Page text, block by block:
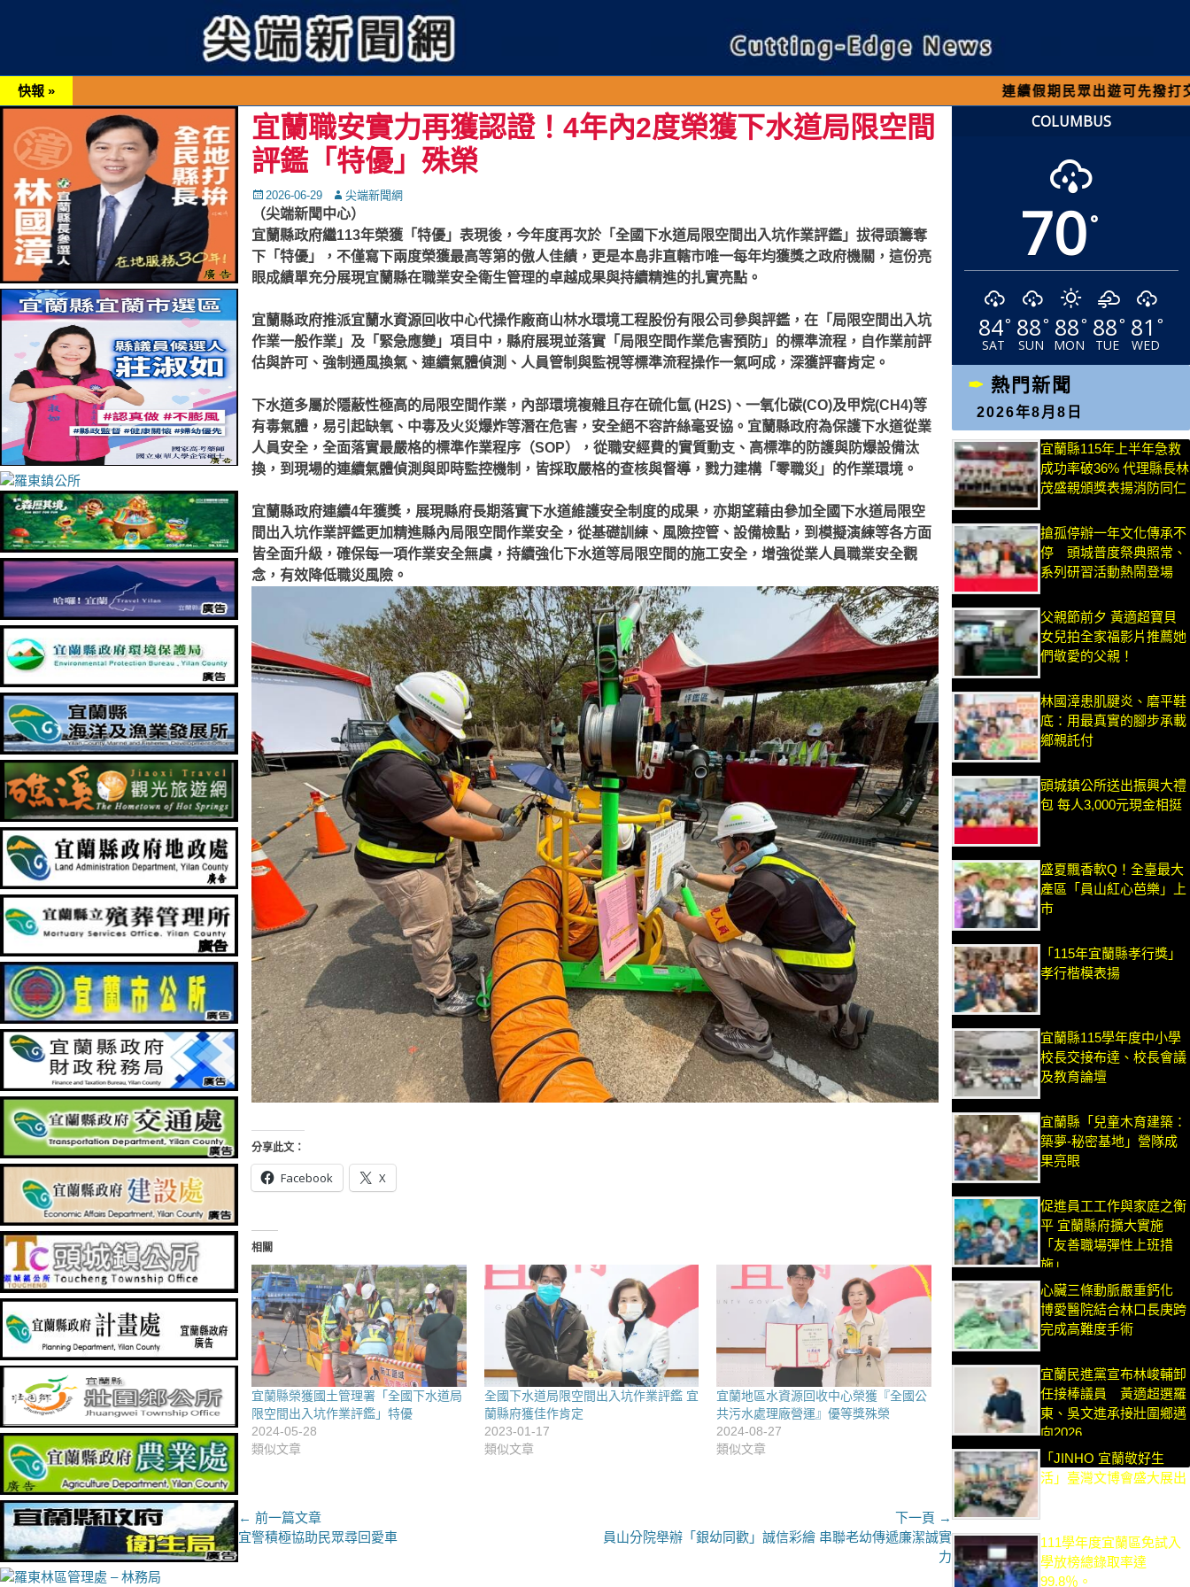
快報 » 連續假期民眾出遊可先撥打交通 「
宜蘭職安實力再獲認證！4年內2度榮獲下水道局限空間
評鑑「特優」殊榮
Posted
on
2026-06-29 Autor尖端新聞網
（尖端新聞中心）
宜蘭縣政府繼113年榮獲「特優」表現後，今年度再次於「全國下水道局限空間出入坑作業評鑑」拔得頭籌奪
下「特優」，不僅寫下兩度榮獲最高等第的傲人佳績，更是本島非直轄市唯一每年均獲獎之政府機關，這份亮
眼成績單充分展現宜蘭縣在職業安全衛生管理的卓越成果與持續精進的扎實亮點。
宜蘭縣政府推派宜蘭水資源回收中心代操作廠商山林水環境工程股份有限公司參與評鑑，在「局限空間出入坑
作業一般作業」及「緊急應變」項目中，縣府展現並落實「局限空間作業危害預防」的標準流程，自作業前評
估與許可、強制通風換氣、連續氣體偵測、人員管制與監視等標準流程操作一氣呵成，深獲評審肯定。
下水道多屬於隱蔽性極高的局限空間作業，內部環境複雜且存在硫化氫 (H2S)、一氧化碳(CO)及甲烷(CH4)等
有毒氣體，易引起缺氧、中毒及火災爆炸等潛在危害，安全絕不容許絲毫妥協。宜蘭縣政府為保護下水道從業
人員安全，全面落實最嚴格的標準作業程序（SOP），從職安經費的實質動支、高標準的防護與防爆設備汰
換，到現場的連續氣體偵測與即時監控機制，皆採取嚴格的查核與督導，戮力建構「零職災」的作業環境。
宜蘭縣政府連續4年獲獎，展現縣府長期落實下水道維護安全制度的成果，亦期望藉由參加全國下水道局限空
間出入坑作業評鑑更加精進縣內局限空間作業安全，從基礎訓練、風險控管、設備檢點，到模擬演練等各方面
皆全面升級，確保每一項作業安全無虞，持續強化下水道等局限空間的施工安全，增強從業人員職業安全觀
念，有效降低職災風險。
分享此文：
Facebook X
相關
宜蘭縣榮獲國土管理署「全國下水道局
限空間出入坑作業評鑑」特優
2024-05-28
類似文章
全國下水道局限空間出入坑作業評鑑 宜
蘭縣府獲佳作肯定
2023-01-17
類似文章
宜蘭地區水資源回收中心榮獲『全國公
共污水處理廠營運』優等獎殊榮
2024-08-27
類似文章
文
章
← 前一篇文章
上
一
宜警積極協助民眾尋回愛車
下一頁 →
下員山分院舉辦「銀幼同歡」誠信彩繪 串聯老幼傳遞廉潔誠實
力
COLUMBUS
70°
84°
SAT
88°
SUN
88°
MON
88°
TUE
81 °
WED
熱門新聞
2026年8月8日
宜蘭縣115年上半年急救
成功率破36% 代理縣長林
茂盛親頒獎表揚消防同仁
搶孤停辦一年文化傳承不
停 頭城普度祭典照常、
系列研習活動熱鬧登場
父親節前夕 黃適超寶貝
女兒拍全家福影片推薦她
們敬愛的父親！
林國漳患肌腱炎、磨平鞋
底：用最真實的腳步承載
鄉親託付
頭城鎮公所送出振興大禮
包 每人3,000元現金相挺
盛夏飄香軟Q！全臺最大
產區「員山紅心芭樂」上
市
「115年宜蘭縣孝行獎」
孝行楷模表揚
宜蘭縣115學年度中小學
校長交接布達、校長會議
及教育論壇
宜蘭縣「兒童木育建築：
築夢-秘密基地」營隊成
果亮眼
促進員工工作與家庭之衡
平 宜蘭縣府擴大實施
「友善職場彈性上班措
施」
心臟三條動脈嚴重鈣化
博愛醫院結合林口長庚跨
完成高難度手術
宜蘭民進黨宣布林峻輔卸
任接棒議員 黃適超選羅
東、吳文進承接壯圍鄉邁
向2026
「JINHO 宜蘭敬好生
活」臺灣文博會盛大展出
111學年度宜蘭區免試入
學放榜總錄取率達
99.8％。